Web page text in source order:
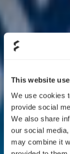
This website
We use cookies
provide social
We also share
our social
may combine it